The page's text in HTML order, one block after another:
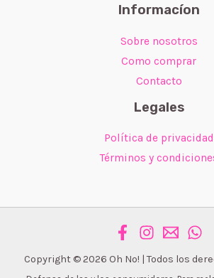
Informacíon
Sobre nosotros
Como comprar
Contacto
Legales
Política de privacidad
Términos y
Copyright © 2026 Oh No! | Todos los